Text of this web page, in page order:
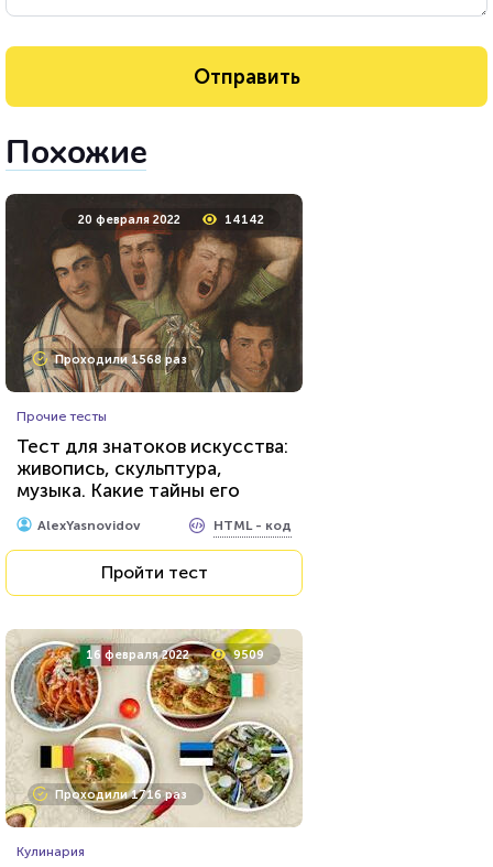
Похожие
20 февраля 2022 14142
Проходили 1568 раз
Прочие тесты
Тест для знатоков искусства:
живопись, скульптура,
музыка. Какие тайны его
великих творцов вам
известны?
AlexYasnovidov HTML - код
Пройти тест
16 февраля 2022 9509
Проходили 1716 раз
Кулинария